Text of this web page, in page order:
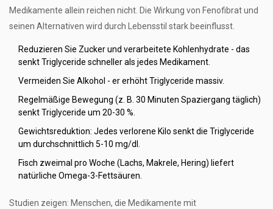
Medikamente allein reichen nicht. Die Wirkung von Fenofibrat und
seinen Alternativen wird durch Lebensstil stark beeinflusst.
Reduzieren Sie Zucker und verarbeitete Kohlenhydrate - das
senkt Triglyceride schneller als jedes Medikament.
Vermeiden Sie Alkohol - er erhöht Triglyceride massiv.
Regelmäßige Bewegung (z. B. 30 Minuten Spaziergang täglich)
senkt Triglyceride um 20-30 %.
Gewichtsreduktion: Jedes verlorene Kilo senkt die Triglyceride
um durchschnittlich 5-10 mg/dl.
Fisch zweimal pro Woche (Lachs, Makrele, Hering) liefert
natürliche Omega-3-Fettsäuren.
Studien zeigen: Menschen, die Medikamente mit